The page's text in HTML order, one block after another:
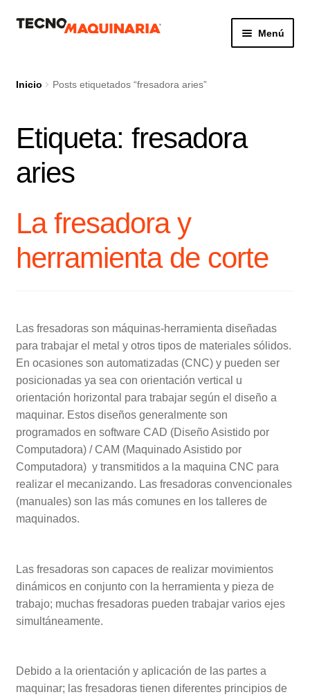
IrIr
Menú
Productos
Nosotros
Inicio Posts etiquetados “fresadora aries”
Etiqueta: fresadora
aries
La fresadora y
herramienta de corte
Las fresadoras son máquinas-herramienta diseñadas
para trabajar el metal y otros tipos de materiales sólidos.
En ocasiones son automatizadas (CNC) y pueden ser
posicionadas ya sea con orientación vertical u
orientación horizontal para trabajar según el diseño a
maquinar. Estos diseños generalmente son
programados en software CAD (Diseño Asistido por
Computadora) / CAM (Maquinado Asistido por
Computadora) y transmitidos a la maquina CNC para
realizar el mecanizando. Las fresadoras convencionales
(manuales) son las más comunes en los talleres de
maquinados.
Las fresadoras son capaces de realizar movimientos
dinámicos en conjunto con la herramienta y pieza de
trabajo; muchas fresadoras pueden trabajar varios ejes
simultáneamente.
Debido a la orientación y aplicación de las partes a
maquinar; las fresadoras tienen diferentes principios de